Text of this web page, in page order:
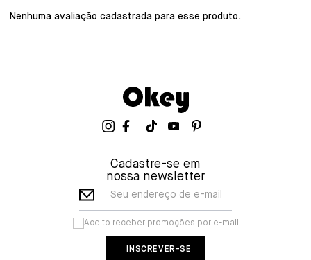
Nenhuma avaliação cadastrada para esse produto.
Cadastre-se em
nossa newsletter
Seu endereço de e-mail
Aceito receber promoções por e-mail